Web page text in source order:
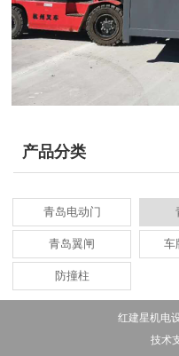
产品分类
青岛电动门
青岛翼闸 车
防撞柱
红建星机电
技术